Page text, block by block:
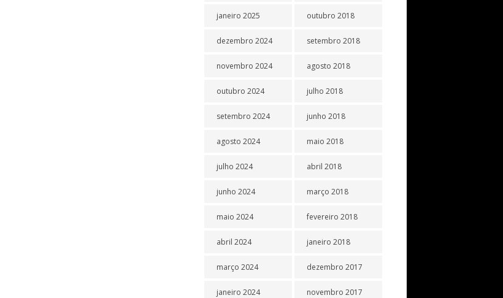
janeiro 2025
dezembro 2024
novembro 2024
outubro 2024
setembro 2024
agosto 2024
julho 2024
junho 2024
maio 2024
abril 2024
março 2024
janeiro 2024
outubro 2018
setembro 2018
agosto 2018
julho 2018
junho 2018
maio 2018
abril 2018
março 2018
fevereiro 2018
janeiro 2018
dezembro 2017
novembro 2017